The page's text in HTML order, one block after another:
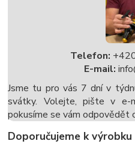
Telefon:
E-mail:
Jsme tu pro vás 7 dní v
svátky. Volejte, pište v e-
pokusíme se vám odpovědět
Doporučujeme k výrobku